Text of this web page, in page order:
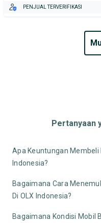
PENJUAL TERVERIFIKASI
Pertanyaan
Apa Keuntungan Membeli
Indonesia?
Bagaimana Cara
Di OLX Indonesia?
Bagaimana Kondisi Mobil